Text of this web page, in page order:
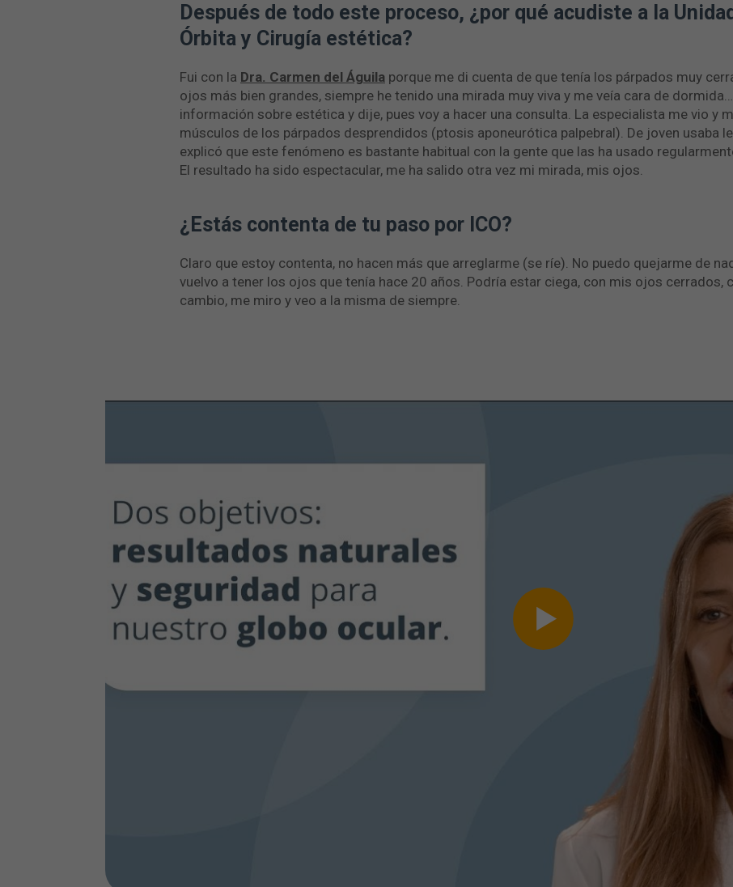
Después de todo este proceso, ¿por qué acudiste a la
Órbita y Cirugía estética?
Fui con la Dra. Carmen del Águila porque me di cuenta de que tenía los párpados muy
ojos más bien grandes, siempre he tenido una mirada muy viva y me veía cara de
información sobre estética y dije, pues voy a hacer una consulta. La especialista me vio y
músculos de los párpados desprendidos (ptosis aponeurótica palpebral). De joven usaba
explicó que este fenómeno es bastante habitual con la gente que las ha usado
El resultado ha sido espectacular, me ha salido otra vez mi mirada, mis ojos.
¿Estás contenta de tu paso por ICO?
Claro que estoy contenta, no hacen más que arreglarme (se ríe). No puedo quejarme de
vuelvo a tener los ojos que tenía hace 20 años. Podría estar ciega, con mis ojos cerrados,
cambio, me miro y veo a la misma de siempre.